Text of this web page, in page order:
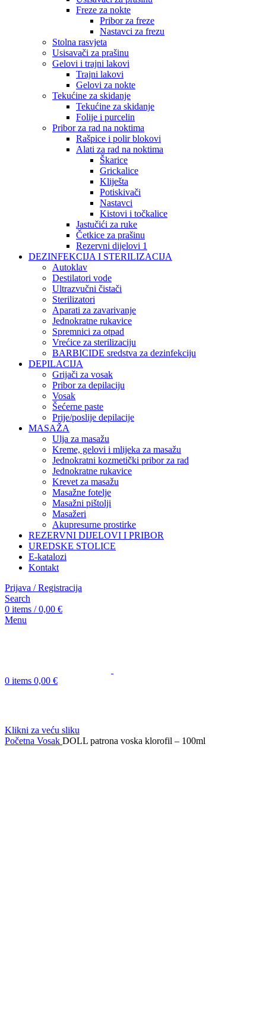
Freze za nokte
Pribor za freze
Nastavci za frezu
Stolna rasvjeta
Usisavači za prašinu
Gelovi i trajni lakovi
Trajni lakovi
Gelovi za nokte
Tekućine za skidanje
Tekućine za skidanje
Folije i purcelin
Pribor za rad na noktima
Rašpice i polir blokovi
Alati za rad na noktima
Škarice
Grickalice
Kliješta
Potiskivači
Nastavci
Kistovi i točkalice
Jastučići za ruke
Četkice za prašinu
Rezervni dijelovi 1
DEZINFEKCIJA I STERILIZACIJA
Autoklav
Destilatori vode
Ultrazvučni čistači
Sterilizatori
Aparati za zavarivanje
Jednokratne rukavice
Spremnici za otpad
Vrećice za sterilizaciju
BARBICIDE sredstva za dezinfekciju
DEPILACIJA
Grijači za vosak
Pribor za depilaciju
Vosak
Šećerne paste
Prije/poslije depilacije
MASAŽA
Ulja za masažu
Kreme, gelovi i mlijeka za masažu
Jednokratni kozmetički pribor za rad
Jednokratne rukavice
Krevet za masažu
Masažne fotelje
Masažni pištolji
Masažeri
Akupresurne prostirke
REZERVNI DIJELOVI I PRIBOR
UREDSKE STOLICE
E-katalozi
Kontakt
Prijava / Registracija
Search
0 items / 0,00 €
Menu
0 items 0,00 €
Klikni za veću sliku
Početna Vosak DOLL patrona voska klorofil – 100ml